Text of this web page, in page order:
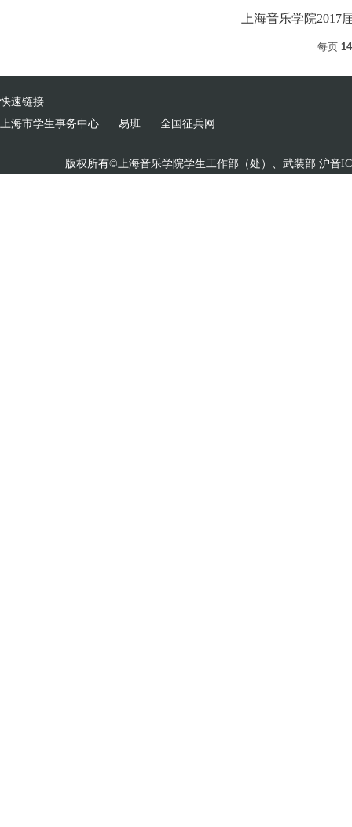
上海音乐学院2017
每页 14
快速链接
上海市学生事务中心
易班 全国征兵网
版权所有©上海音乐学院学生工作部（处）、武装部 沪音